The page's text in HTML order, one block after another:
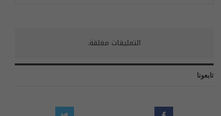
التعليقات مغلقة.
تابعونا